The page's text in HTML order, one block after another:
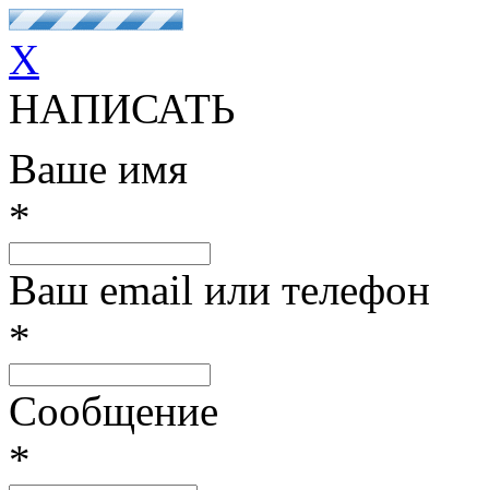
X
НАПИСАТЬ
Ваше имя
*
Ваш email или телефон
*
Сообщение
*